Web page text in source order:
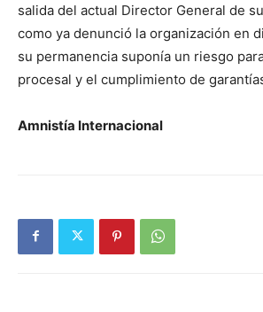
salida del actual Director General de
como ya denunció la organización en
su permanencia suponía un riesgo
procesal y el cumplimiento de
Amnistía Internacional